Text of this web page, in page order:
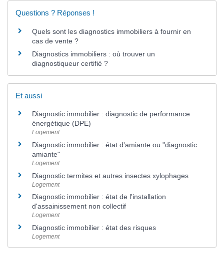
Questions ? Réponses !
Quels sont les diagnostics immobiliers à fournir en
cas de vente ?
Diagnostics immobiliers : où trouver un
diagnostiqueur certifié ?
Et aussi
Diagnostic immobilier : diagnostic de performance
énergétique (DPE)
Logement
Diagnostic immobilier : état d'amiante ou "diagnostic
amiante"
Logement
Diagnostic termites et autres insectes xylophages
Logement
Diagnostic immobilier : état de l'installation
d'assainissement non collectif
Logement
Diagnostic immobilier : état des risques
Logement